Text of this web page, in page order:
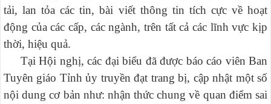
tải, lan tỏa các tin, bài viết thông tin tích cực về hoạt
động của các cấp, các ngành, trên tất cả các lĩnh vực kịp
thời, hiệu quả.
Tại Hội nghị, các đại biểu đã được báo cáo viên Ban
Tuyên giáo Tỉnh ủy truyền đạt trang bị, cập nhật một số
nội dung cơ bản như: nhận thức chung về quan điểm sai